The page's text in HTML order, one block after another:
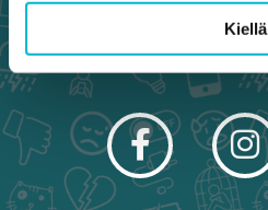
Kiellä
Facebook